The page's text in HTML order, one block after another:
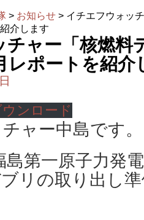
> お知らせ > イチエフウォッ
介します
ャー「核燃料
レポートを紹介
ウンロード
ャー中島です。
第一原子力発
リの取り出し